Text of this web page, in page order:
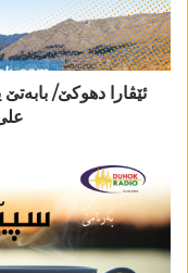
ئێڤارا دھوکێ/ بابەتێ
علی